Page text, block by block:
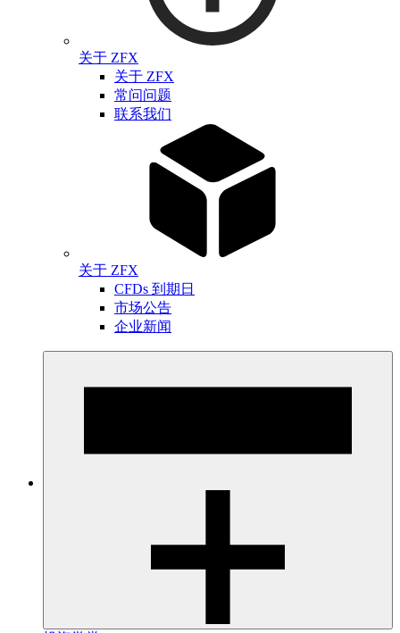
关于 ZFX
关于 ZFX
常问问题
联系我们
关于 ZFX
CFDs 到期日
市场公告
企业新闻